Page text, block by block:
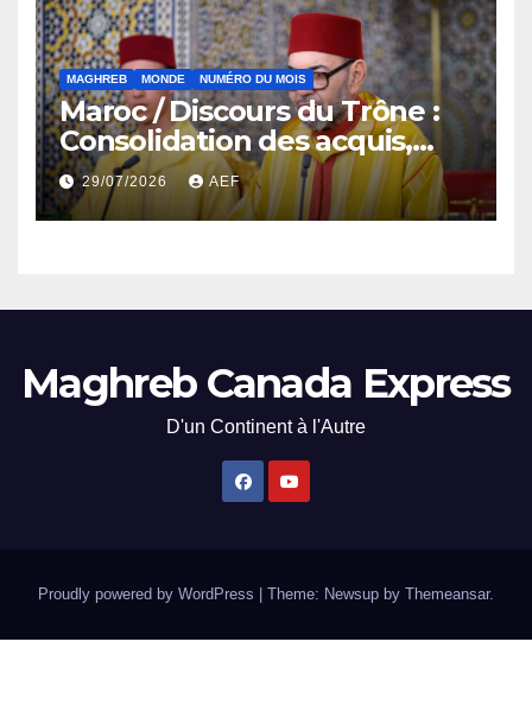
MAGHREB MONDE NUMÉRO DU MOIS
Maroc / Discours du Trône :
Consolidation des acquis,
résilience économique et
affirmation d’une
souveraineté stratégique
29/07/2026 AEF
Maghreb Canada Express
D'un Continent à l'Autre
Proudly powered by WordPress Theme: Newsup by Themeansar.